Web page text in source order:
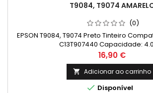
T9084, T9074
(0)
EPSON T9084, T9074 Preto Tinteiro
C13T907440 Capacidade:
Preço
16,90 €
 Adicionar ao carrinho
 Disponível